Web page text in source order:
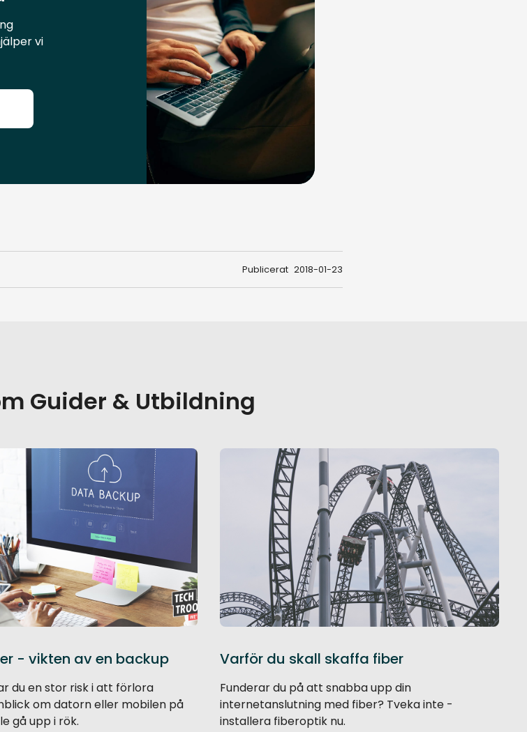
vi
Publicerat 2018-01-23
Guider & Utbildning
- vikten av en backup
du en stor risk i att förlora
om datorn eller mobilen på
gå upp i rök.
Varför du skall skaffa fiber
Funderar du på att snabba upp din
internetanslutning med fiber? Tveka inte -
installera fiberoptik nu.